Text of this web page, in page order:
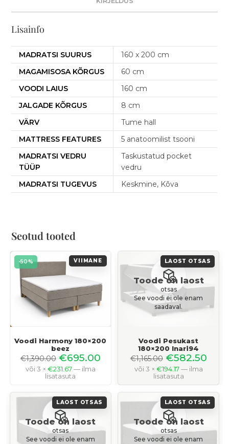
Lisainfo
MADRATSI SUURUS
160 x 200 cm
MAGAMISOSA KÕRGUS
60 cm
VOODI LAIUS
160 cm
JALGADE KÕRGUS
8 cm
VÄRV
Tume hall
MATTRESS FEATURES
5 anatoomilist tsooni
MADRATSI VEDRU
TÜÜP
Taskustatud pocket
vedru
MADRATSI TUGEVUS
Keskmine, Kõva
Seotud tooted
VIIMANE
-50%
Voodi Harmony 180×200
beez
€1,390.00 €695.00
või 3 × €231.67— ilma
lisatasuta
LAOST OTSAS
Voodi Pesukast
180×200 Inari94
€1,165.00 €582.50
või 3 × €194.17— ilma
lisatasuta
LAOST OTSAS LAOST OTSAS